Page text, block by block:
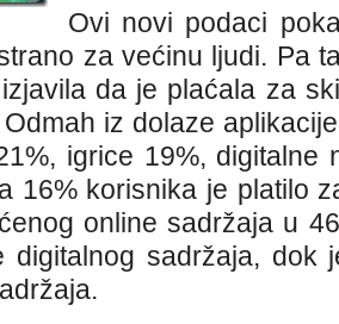
Ovi novi podaci
za većinu ljudi. Pa
da je plaćala za
iz dolaze
igrice 19%, digitalne
16% korisnika je platilo
online sadržaja u
digitalnog sadržaja, dok